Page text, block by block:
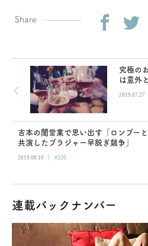
Share
究極の
は意外
2019.07.27
吉本の闇営業で思い出す「ロンブーと
共演したブラジャー早脱ぎ競争」
2019.08.10 | #220
連載バックナンバー